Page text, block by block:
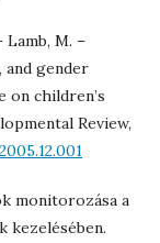
Lamb, M. –
and gender
on children’s
Review,
monitorozása a
kezelésében.